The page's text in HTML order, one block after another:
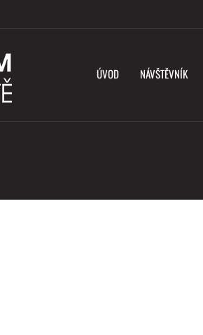
ÚVOD NÁVŠTĚVNÍK